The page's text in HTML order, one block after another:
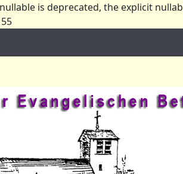
is deprecated, the explicit